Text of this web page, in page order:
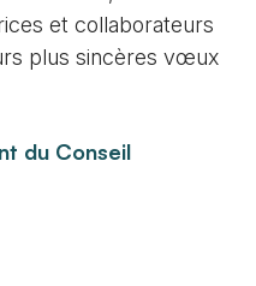
et collaborateurs
plus sincères vœux
du Conseil